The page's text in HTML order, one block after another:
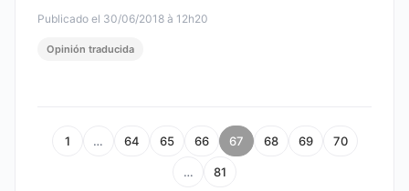
Publicado el 30/06/2018 à 12h20
Opinión traducida
1 … 64 65 66 67 68 69 70
… 81